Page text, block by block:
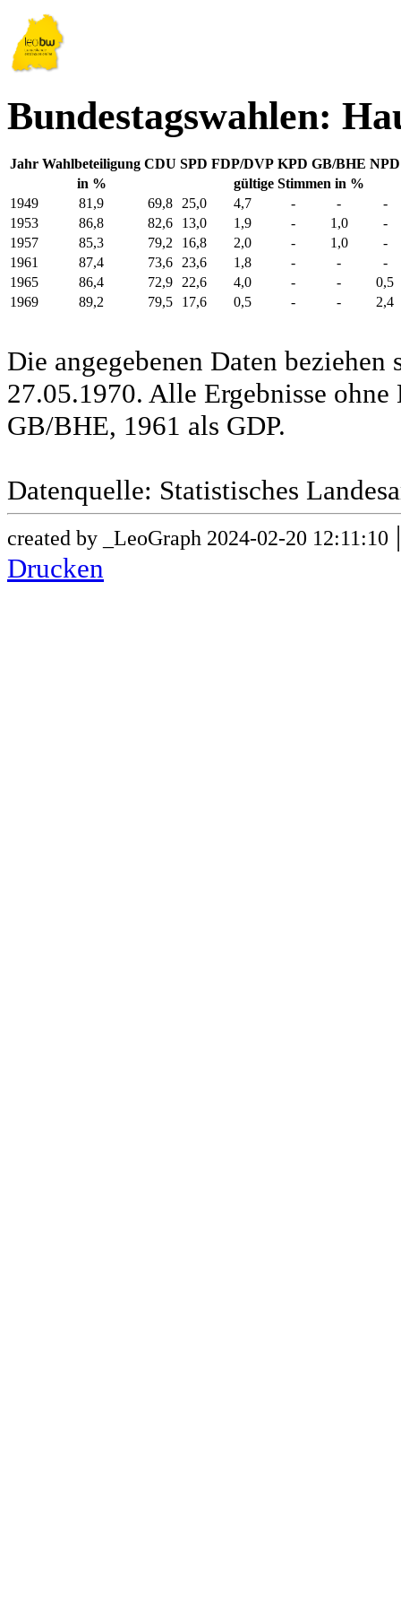
Bundestagswahlen:
Jahr Wahlbeteiligung CDU SPD FDP/DVP KPD GB/BHE NPD
in %
gültige Stimmen in %
1949
81,9 69,8 25,0 4,7 - -
-
1953
86,8 82,6 13,0 1,9 - 1,0
-
1957
85,3 79,2 16,8 2,0 - 1,0
-
1961
87,4 73,6 23,6 1,8 - -
-
1965
86,4 72,9 22,6 4,0 - -
0,5
1969
89,2 79,5 17,6 0,5 - - 2,4
Die angegebenen Daten
27.05.1970. Alle Ergebnisse
GB/BHE, 1961 als GDP.
Datenquelle: Statistisches
created by _LeoGraph 2024-02-20 12:11:10
Drucken